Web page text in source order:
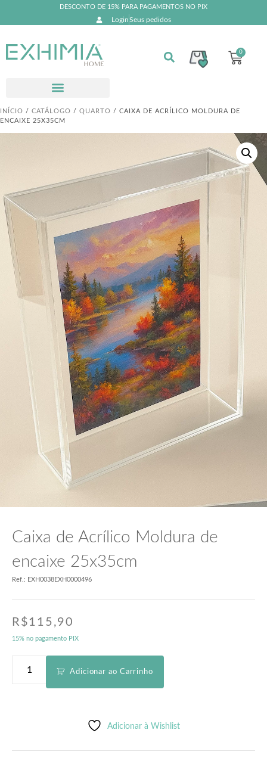
DESCONTO DE 15% PARA PAGAMENTOS NO PIX
LoginSeus pedidos
0
INÍCIO / CATÁLOGO / QUARTO / CAIXA DE ACRÍLICO MOLDURA DE
ENCAIXE 25X35CM
Caixa de Acrílico Moldura de
encaixe 25x35cm
Ref.: EXH0038EXH0000496
R$ 115,90
15% no pagamento PIX
Adicionar ao Carrinho
Adicionar à Wishlist